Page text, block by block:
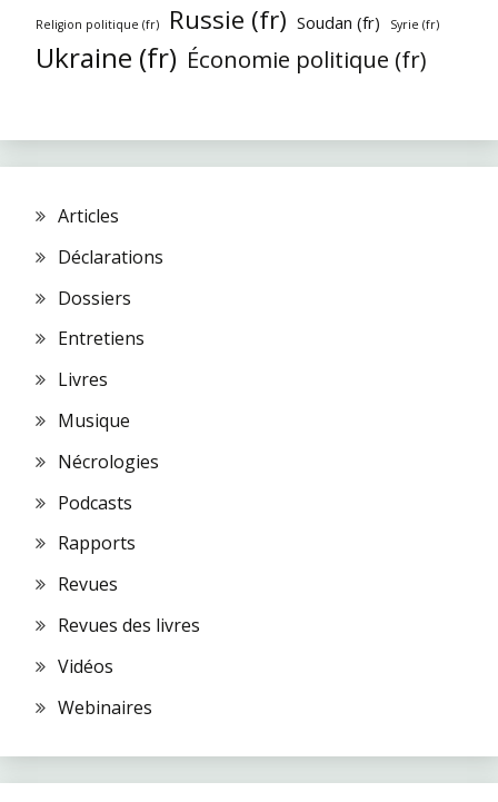
Religion politique (fr) Russie (fr) Soudan (fr) Syrie (fr)
Ukraine (fr) Économie politique (fr)
Articles
Déclarations
Dossiers
Entretiens
Livres
Musique
Nécrologies
Podcasts
Rapports
Revues
Revues des livres
Vidéos
Webinaires